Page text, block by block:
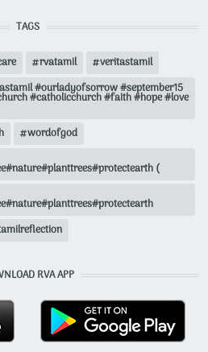
TAGS
rvatamil
veritastamil
#ourladyofsorrow #september15
#catholicchurch #faith #hope #love
wordofgod
(
RVA APP